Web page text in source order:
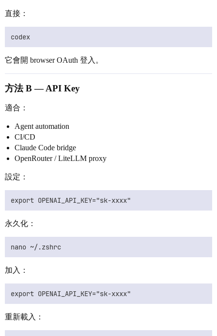
直接：
它會開 browser OAuth 登入。
方法 B — API Key
適合：
Agent automation
CI/CD
Claude Code bridge
OpenRouter / LiteLLM proxy
設定：
永久化：
加入：
重新載入：